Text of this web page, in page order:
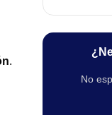
.
No